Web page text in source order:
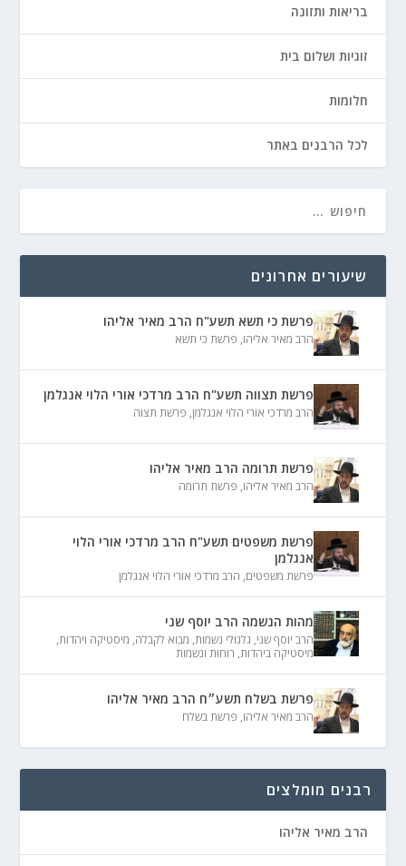
בריאות ותזונה
זוגיות ושלום בית
חלומות
לכל הרבנים באתר
שיעורים אחרונים
פרשת כי תשא תשע"ח הרב מאיר אליהו
הרב מאיר אליהו, פרשת כי תשא
פרשת תצווה תשע"ח הרב מרדכי אורי הלוי אנגלמן
הרב מרדכי אורי הלוי אנגלמן, פרשת תצוה
פרשת תרומה הרב מאיר אליהו
הרב מאיר אליהו, פרשת תרומה
פרשת משפטים תשע"ח הרב מרדכי אורי הלוי
אנגלמן
פרשת משפטים, הרב מרדכי אורי הלוי אנגלמן
מהות הנשמה הרב יוסף שני
הרב יוסף שני, גלגולי נשמות, מבוא לקבלה, מיסטיקה ויהדות,
מיסטיקה ביהדות, רוחות ונשמות
פרשת בשלח תשע״ח הרב מאיר אליהו
הרב מאיר אליהו, פרשת בשלח
רבנים מומלצים
הרב מאיר אליהו